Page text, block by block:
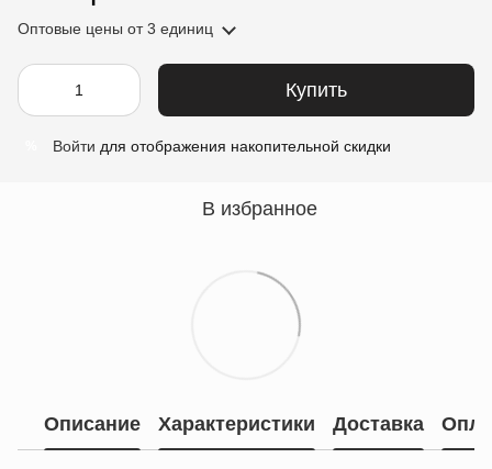
Оптовые цены от 3 единиц
Купить
Войти для отображения накопительной скидки
В избранное
Описание Характеристики Доставка